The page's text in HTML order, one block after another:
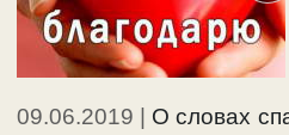
09.06.2019
О словах